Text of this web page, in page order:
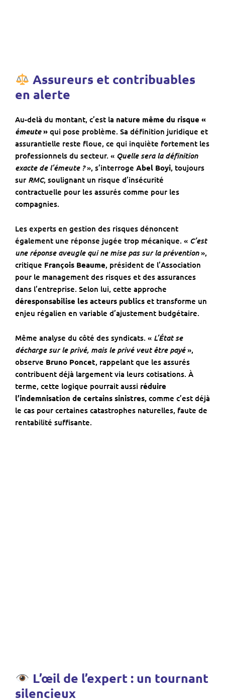
Assureurs et contribuables
en alerte
Au-delà du montant, c’est la nature même du risque «
émeute» qui pose problème. Sa définition juridique et
assurantielle reste floue, ce qui inquiète fortement les
professionnels du secteur. « Quelle sera la définition
exacte de l’émeute ?», s’interroge Abel Boyi, toujours
sur RMC, soulignant un risque d’insécurité
contractuelle pour les assurés comme pour les
compagnies.
Les experts en gestion des risques dénoncent
également une réponse jugée trop mécanique. « C’est
une réponse aveugle qui ne mise pas sur la prévention»,
critique François Beaume, président de l’Association
pour le management des risques et des assurances
dans l’entreprise. Selon lui, cette approche
déresponsabilise les acteurs publics et transforme un
enjeu régalien en variable d’ajustement budgétaire.
Même analyse du côté des syndicats. « L’État se
décharge sur le privé, mais le privé veut être payé»,
observe Bruno Poncet, rappelant que les assurés
contribuent déjà largement via leurs cotisations. À
terme, cette logique pourrait aussi réduire
l’indemnisation de certains sinistres, comme c’est déjà
le cas pour certaines catastrophes naturelles, faute de
rentabilité suffisante.
L’œil de l’expert : un tournant
silencieux